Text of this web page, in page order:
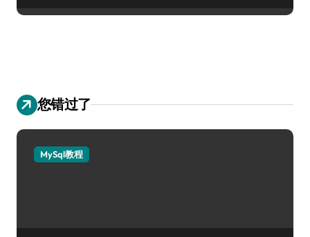
您错过了
MySql教程